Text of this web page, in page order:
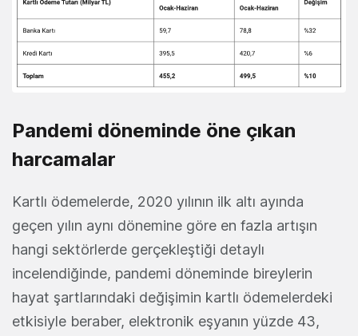
Pandemi döneminde öne çıkan
harcamalar
Kartlı ödemelerde, 2020 yılının ilk altı ayında
geçen yılın aynı dönemine göre en fazla artışın
hangi sektörlerde gerçekleştiği detaylı
incelendiğinde, pandemi döneminde bireylerin
hayat şartlarındaki değişimin kartlı ödemelerdeki
etkisiyle beraber, elektronik eşyanın yüzde 43,